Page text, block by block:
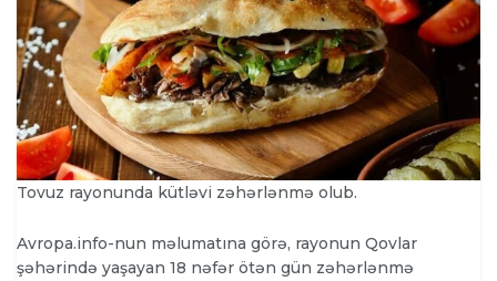
Tovuz rayonunda kütləvi zəhərlənmə olub.
Avropa.info-nun məlumatına görə, rayonun Qovlar
şəhərində yaşayan 18 nəfər ötən gün zəhərlənmə